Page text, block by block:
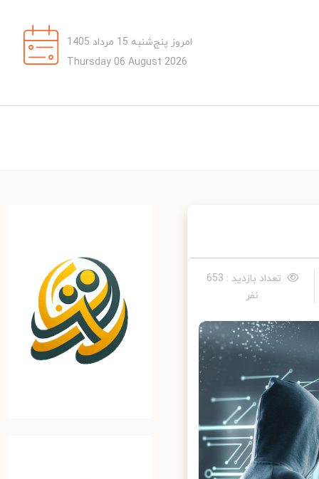
امروز پنج‌شنبه 15 مرداد 1405
Thursday 06 August 2026
تعداد بازدید : 653
نفر